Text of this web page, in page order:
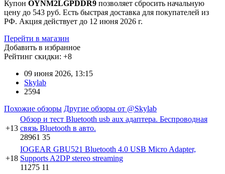
Купон OYNM2LGPDDR9 позволяет сбросить начальную
цену до 543 руб. Есть быстрая доставка для покупателей из
РФ. Акция действует до 12 июня 2026 г.
Перейти в магазин
Добавить в избранное
Рейтинг скидки: +8
09 июня 2026, 13:15
Skylab
2594
Похожие обзоры Другие обзоры от @Skylab
+13
Обзор и тест Bluetooth usb aux адаптера. Беспроводная
связь Bluetooth в авто.
28961 35
+18
IOGEAR GBU521 Bluetooth 4.0 USB Micro Adapter,
Supports A2DP stereo streaming
11275 11